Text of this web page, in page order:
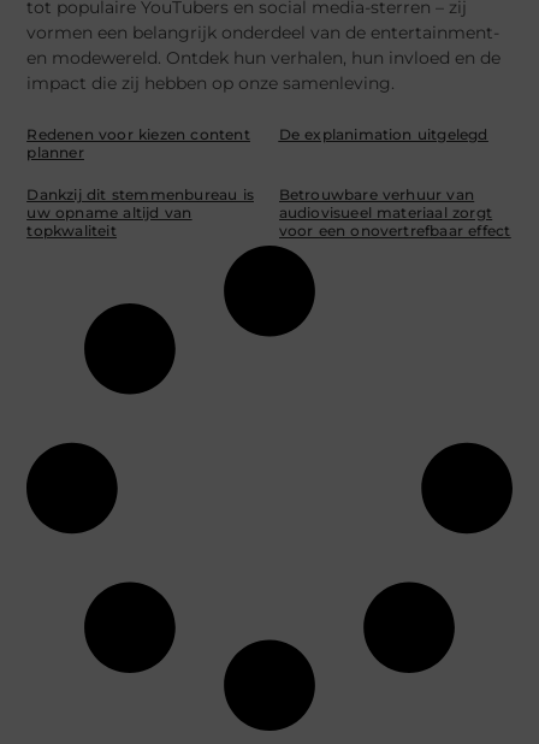
tot populaire YouTubers en social media-sterren – zij
vormen een belangrijk onderdeel van de entertainment-
en modewereld. Ontdek hun verhalen, hun invloed en de
impact die zij hebben op onze samenleving.
Redenen voor kiezen content
planner
De explanimation uitgelegd
Dankzij dit stemmenbureau is
uw opname altijd van
topkwaliteit
Betrouwbare verhuur van
audiovisueel materiaal zorgt
voor een onovertrefbaar effect